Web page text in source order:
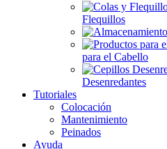
Flequillos
para el Cabello
Desenredantes
Tutoriales
Colocación
Mantenimiento
Peinados
Ayuda